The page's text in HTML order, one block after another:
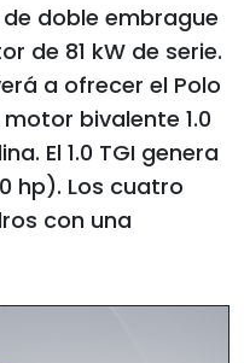
doble embrague
de 81 kW de serie.
a ofrecer el Polo
bivalente 1.0
El 1.0 TGI genera
hp). Los cuatro
con una